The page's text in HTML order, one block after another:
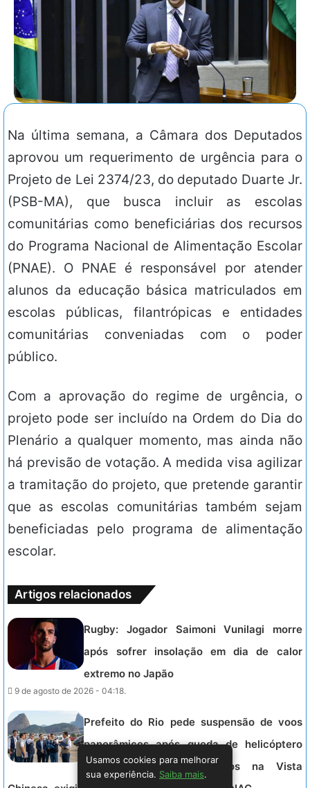
Na última semana, a Câmara dos Deputados
aprovou um requerimento de urgência para o
Projeto de Lei 2374/23, do deputado Duarte Jr.
(PSB-MA), que busca incluir as escolas
comunitárias como beneficiárias dos recursos
do Programa Nacional de Alimentação Escolar
(PNAE). O PNAE é responsável por atender
alunos da educação básica matriculados em
escolas públicas, filantrópicas e entidades
comunitárias conveniadas com o poder
público.
Com a aprovação do regime de urgência, o
projeto pode ser incluído na Ordem do Dia do
Plenário a qualquer momento, mas ainda não
há previsão de votação. A medida visa agilizar
a tramitação do projeto, que pretende garantir
que as escolas comunitárias também sejam
beneficiadas pelo programa de alimentação
escolar.
Artigos relacionados
Rugby: Jogador Saimoni Vunilagi morre
após sofrer insolação em dia de calor
extremo no Japão
9 de agosto de 2026 - 04:18.
Prefeito do Rio pede suspensão de voos
panorâmicos após queda de helicóptero
que deixou quatro mortos na Vista
Usamos cookies para melhorar
sua experiência. Saiba mais